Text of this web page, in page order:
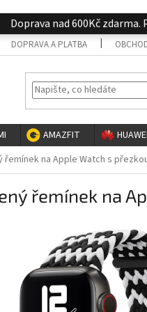
Doprava nad 600Kč
DOPRAVA A PLATBA
AMAZFIT HUAWEI
řemínek na Apple Watch s
řemínek na